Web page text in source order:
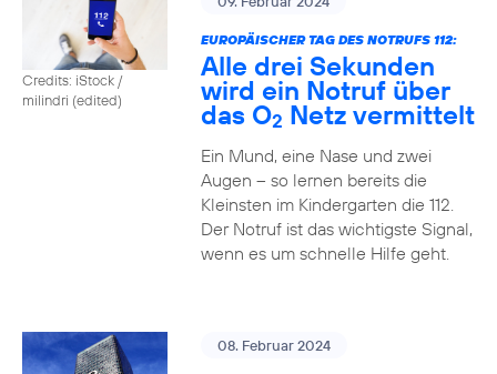
Credits: iStock /
milindri (edited)
EUROPÄISCHER TAG DES NOTRUFS 112:
Alle drei Sekunden
wird ein Notruf über
das O2 Netz vermittelt
Ein Mund, eine Nase und zwei
Augen – so lernen bereits die
Kleinsten im Kindergarten die 112.
Der Notruf ist das wichtigste Signal,
wenn es um schnelle Hilfe geht.
08. Februar 2024